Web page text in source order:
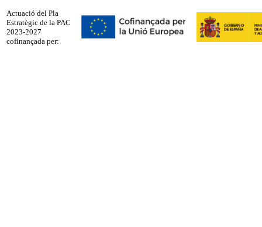
Actuació del Pla
Estratègic de la PAC
2023-2027
cofinançada per: